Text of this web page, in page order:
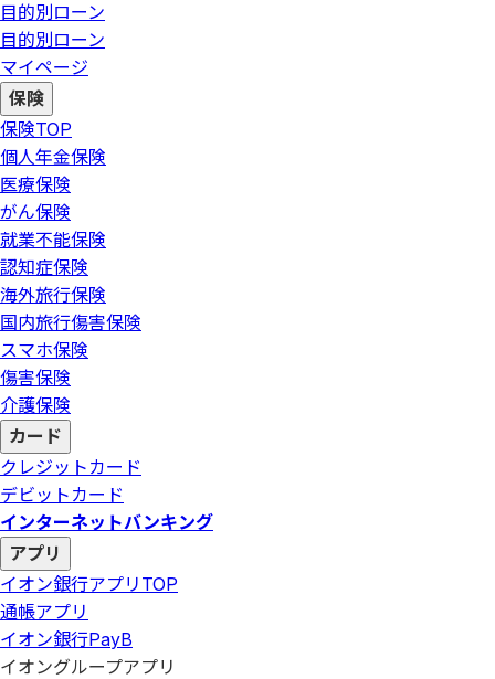
目的別ローン
目的別ローン
マイページ
保険
保険TOP
個人年金保険
医療保険
がん保険
就業不能保険
認知症保険
海外旅行保険
国内旅行傷害保険
スマホ保険
傷害保険
介護保険
カード
クレジットカード
デビットカード
インターネットバンキング
アプリ
イオン銀行アプリ TOP
通帳アプリ
イオン銀行PayB
イオングループアプリ